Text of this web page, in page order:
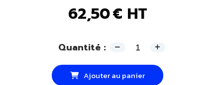
62,50€ HT
Quantité :
Ajouter au panier